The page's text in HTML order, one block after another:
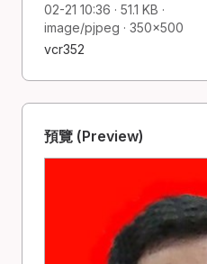
02-21 10:36 · 51.1 KB ·
image/pjpeg · 350×500
vcr352
預覽 (Preview)